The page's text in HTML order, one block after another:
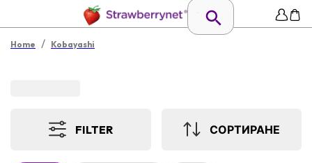
Home / Kobayashi
FILTER СОРТИРАНЕ